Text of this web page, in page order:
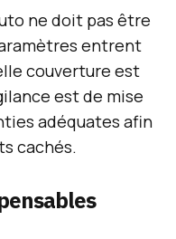
ne doit pas être
entrent
couverture est
est de mise
adéquates afin
cachés.